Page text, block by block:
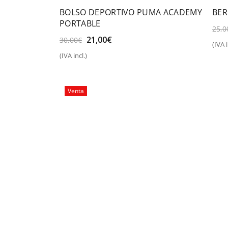
BOLSO DEPORTIVO PUMA ACADEMY
PORTABLE
30,00€ El
original
21,00€El
(IVA incl.)Añadir al carrito
(IVA
Venta